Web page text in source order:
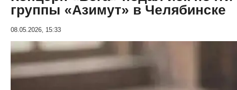
группы «Азимут» в Челябинске
08.05.2026, 15:33